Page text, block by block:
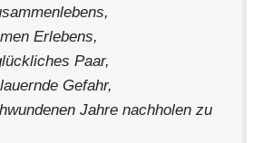
Erlebens,
Paar,
Gefahr,
Jahre nachholen zu